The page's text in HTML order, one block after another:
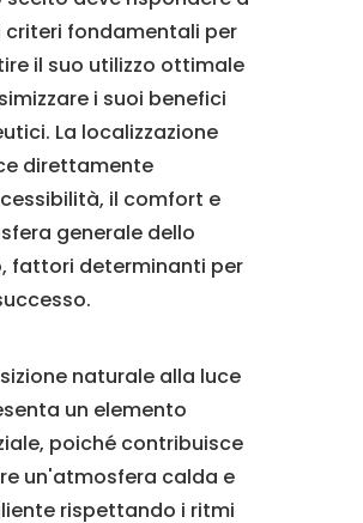
criteri fondamentali per
il suo utilizzo ottimale
i suoi benefici
La localizzazione
direttamente
il comfort e
generale dello
fattori determinanti per
naturale alla luce
un elemento
poiché contribuisce
un'atmosfera calda e
rispettando i ritmi